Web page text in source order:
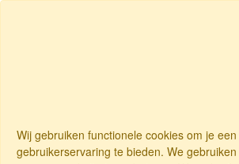
Wij gebruiken functionele cookies om je
gebruikerservaring te bieden. We